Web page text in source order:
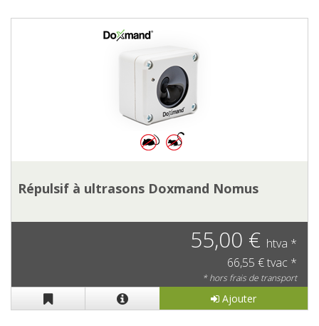
Répulsif à ultrasons Doxmand Nomus
55,00 € htva *
66,55 € tvac *
* hors frais de transport
Ajouter